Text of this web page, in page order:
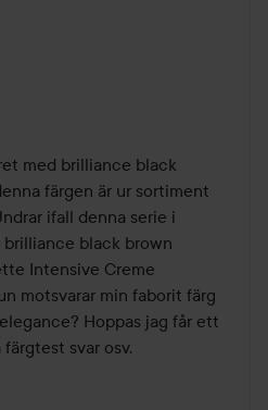
3 månader
med brilliance black
färgen är ur sortiment
ifall denna serie i
black brown
Intensive Creme
motsvarar min faborit färg
Hoppas jag får ett
svar osv.